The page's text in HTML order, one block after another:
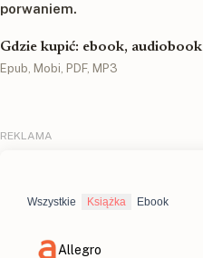
porwaniem.
Gdzie kupić: ebook, audiobook
Epub, Mobi, PDF, MP3